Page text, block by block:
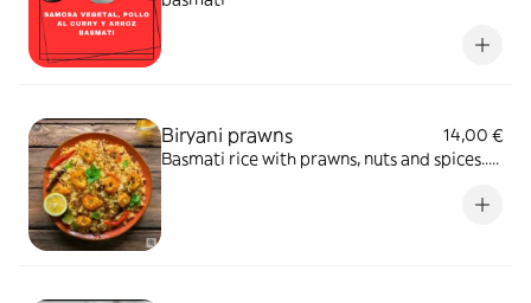
Biryani prawns
14,00 €
Basmati rice with prawns, nuts and spices.....